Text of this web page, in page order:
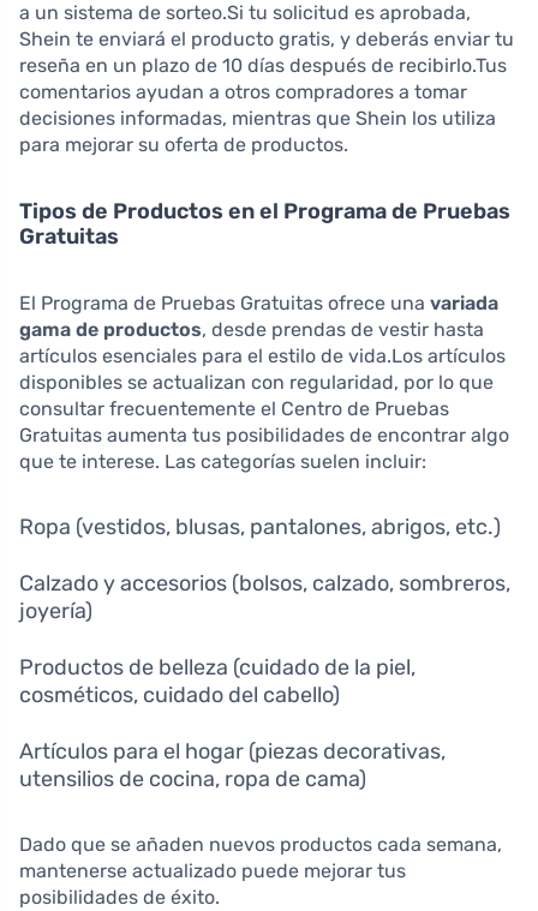
a un sistema de sorteo.Si tu solicitud es aprobada,
Shein te enviará el producto gratis, y deberás enviar tu
reseña en un plazo de 10 días después de recibirlo.Tus
comentarios ayudan a otros compradores a tomar
decisiones informadas, mientras que Shein los utiliza
para mejorar su oferta de productos.
Tipos de Productos en el Programa de Pruebas
Gratuitas
El Programa de Pruebas Gratuitas ofrece una variada
gama de productos, desde prendas de vestir hasta
artículos esenciales para el estilo de vida.Los artículos
disponibles se actualizan con regularidad, por lo que
consultar frecuentemente el Centro de Pruebas
Gratuitas aumenta tus posibilidades de encontrar algo
que te interese. Las categorías suelen incluir:
Ropa (vestidos, blusas, pantalones, abrigos, etc.)
Calzado y accesorios (bolsos, calzado, sombreros,
joyería)
Productos de belleza (cuidado de la piel,
cosméticos, cuidado del cabello)
Artículos para el hogar (piezas decorativas,
utensilios de cocina, ropa de cama)
Dado que se añaden nuevos productos cada semana,
mantenerse actualizado puede mejorar tus
posibilidades de éxito.